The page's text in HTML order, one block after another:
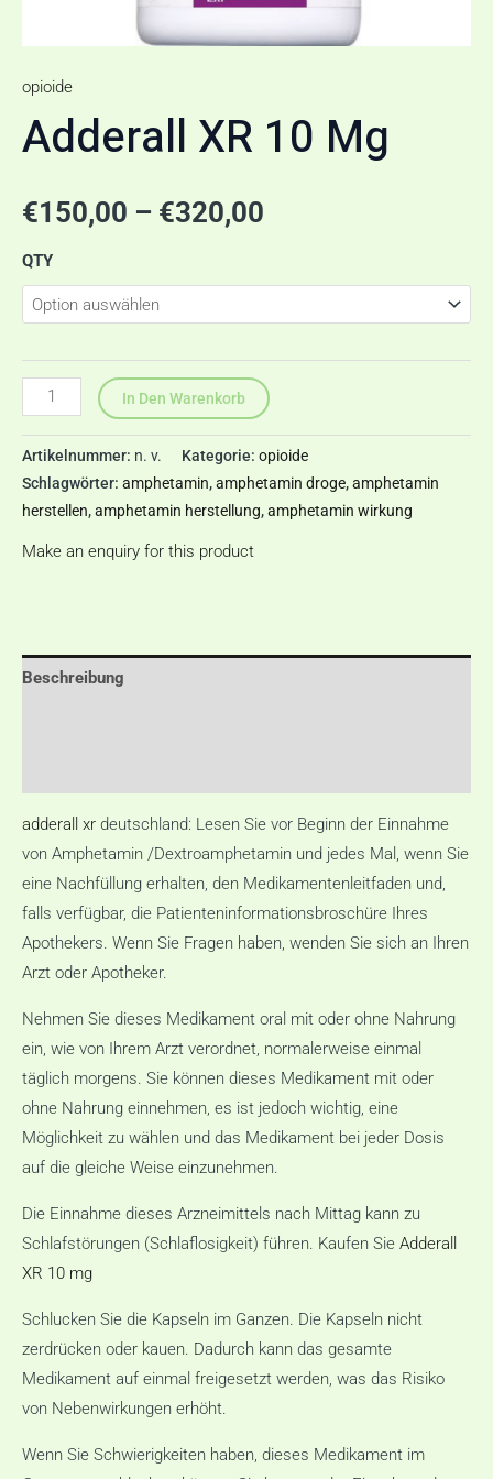
opioide
Adderall XR 10 Mg
€150,00 – €320,00
QTY
In Den Warenkorb
Artikelnummer: n. v. Kategorie: opioide
Schlagwörter: amphetamin,amphetamin droge,amphetamin
herstellen,amphetamin herstellung,amphetamin wirkung
Make an enquiry for this product
Beschreibung
adderall xr deutschland: Lesen Sie vor Beginn der Einnahme
von Amphetamin /Dextroamphetamin und jedes Mal, wenn Sie
eine Nachfüllung erhalten, den Medikamentenleitfaden und,
falls verfügbar, die Patienteninformationsbroschüre Ihres
Apothekers. Wenn Sie Fragen haben, wenden Sie sich an Ihren
Arzt oder Apotheker.
Nehmen Sie dieses Medikament oral mit oder ohne Nahrung
ein, wie von Ihrem Arzt verordnet, normalerweise einmal
täglich morgens. Sie können dieses Medikament mit oder
ohne Nahrung einnehmen, es ist jedoch wichtig, eine
Möglichkeit zu wählen und das Medikament bei jeder Dosis
auf die gleiche Weise einzunehmen.
Die Einnahme dieses Arzneimittels nach Mittag kann zu
Schlafstörungen (Schlaflosigkeit) führen. Kaufen Sie Adderall
XR 10 mg
Schlucken Sie die Kapseln im Ganzen. Die Kapseln nicht
zerdrücken oder kauen. Dadurch kann das gesamte
Medikament auf einmal freigesetzt werden, was das Risiko
von Nebenwirkungen erhöht.
Wenn Sie Schwierigkeiten haben, dieses Medikament im